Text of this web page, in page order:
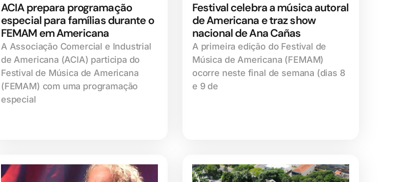
ACIA prepara programação
especial para famílias durante o
FEMAM em Americana
A Associação Comercial e Industrial
de Americana (ACIA) participa do
Festival de Música de Americana
(FEMAM) com uma programação
especial
Festival celebra a música autoral
de Americana e traz show
nacional de Ana Cañas
A primeira edição do Festival de
Música de Americana (FEMAM)
ocorre neste final de semana (dias 8
e 9 de